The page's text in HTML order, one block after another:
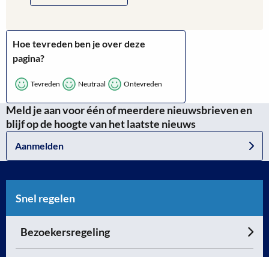
Hoe tevreden ben je over deze
pagina?
Tevreden Neutraal Ontevreden
Meld je aan voor één of meerdere nieuwsbrieven en
blijf op de hoogte van het laatste nieuws
Aanmelden
Snel regelen
Bezoekersregeling